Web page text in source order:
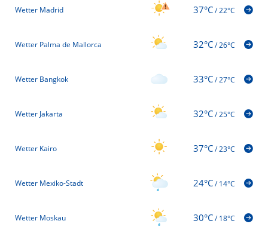
Wetter Madrid 37°C/22°C
Wetter Palma de Mallorca 32°C/26°C
Wetter Bangkok 33°C/27°C
Wetter Jakarta 32°C/25°C
Wetter Kairo 37°C/23°C
Wetter Mexiko-Stadt 24°C/14°C
Wetter Moskau 30°C/18°C